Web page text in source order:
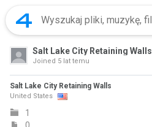
Salt Lake City Retaining Walls
Joined 5 lat temu
Salt Lake City Retaining Walls
United States
1